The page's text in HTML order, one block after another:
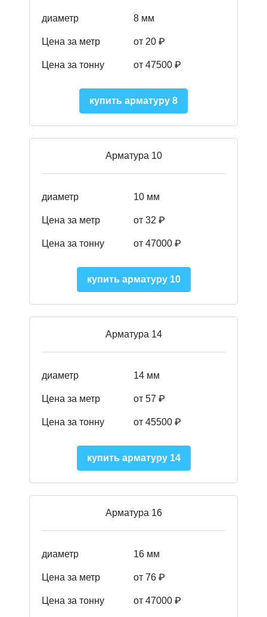
диаметр 8 мм
Цена за метр от 20 ₽
Цена за тонну от 47500 ₽
купить арматуру 8
Арматура 10
диаметр 10 мм
Цена за метр от 32 ₽
Цена за тонну от 47000 ₽
купить арматуру 10
Арматура 14
диаметр 14 мм
Цена за метр от 57 ₽
Цена за тонну от 45500 ₽
купить арматуру 14
Арматура 16
диаметр 16 мм
Цена за метр от 76 ₽
Цена за тонну от 47000 ₽